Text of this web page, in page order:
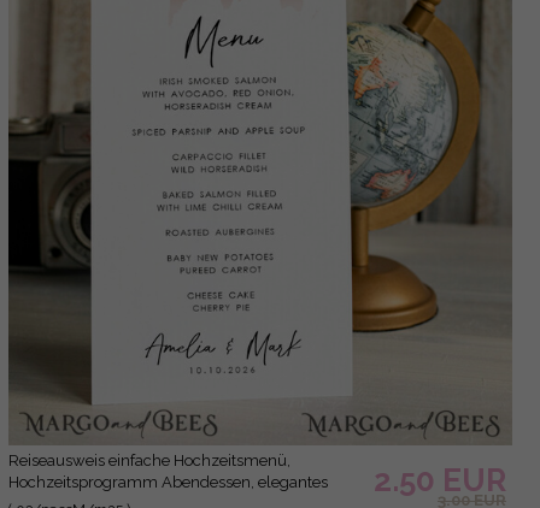
Reiseausweis einfache Hochzeitsmenü,
Hochzeitsprogramm Abendessen, elegantes
Destinationsmenü, personalisierte
2.50 EUR
3.00 EUR